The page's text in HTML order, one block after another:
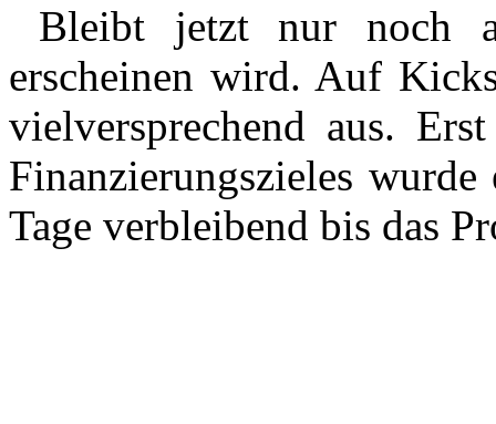
Bleibt jetzt nur noch
erscheinen wird. Auf
vielversprechend aus.
Finanzierungszieles
Tage verbleibend bis das